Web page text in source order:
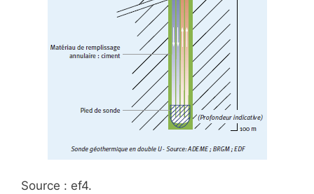
Source : ef4.